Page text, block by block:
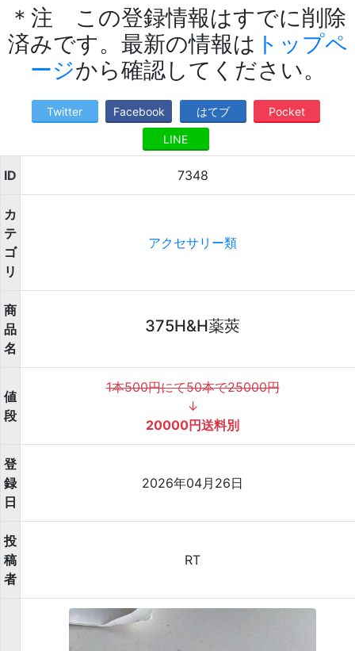
＊注 この登録情報はすでに削除
済みです。最新の情報は トップペ
ージから確認してください。
Twitter Facebook はてブ Pocket
LINE
ID 7348
カ
テ
ゴ
リ
アクセサリー類
商
品
名
375H&H薬莢
値
段
1本500円にて50本で25000円
↓
20000円送料別
登
録
日
2026年04月26日
投
稿
者
RT